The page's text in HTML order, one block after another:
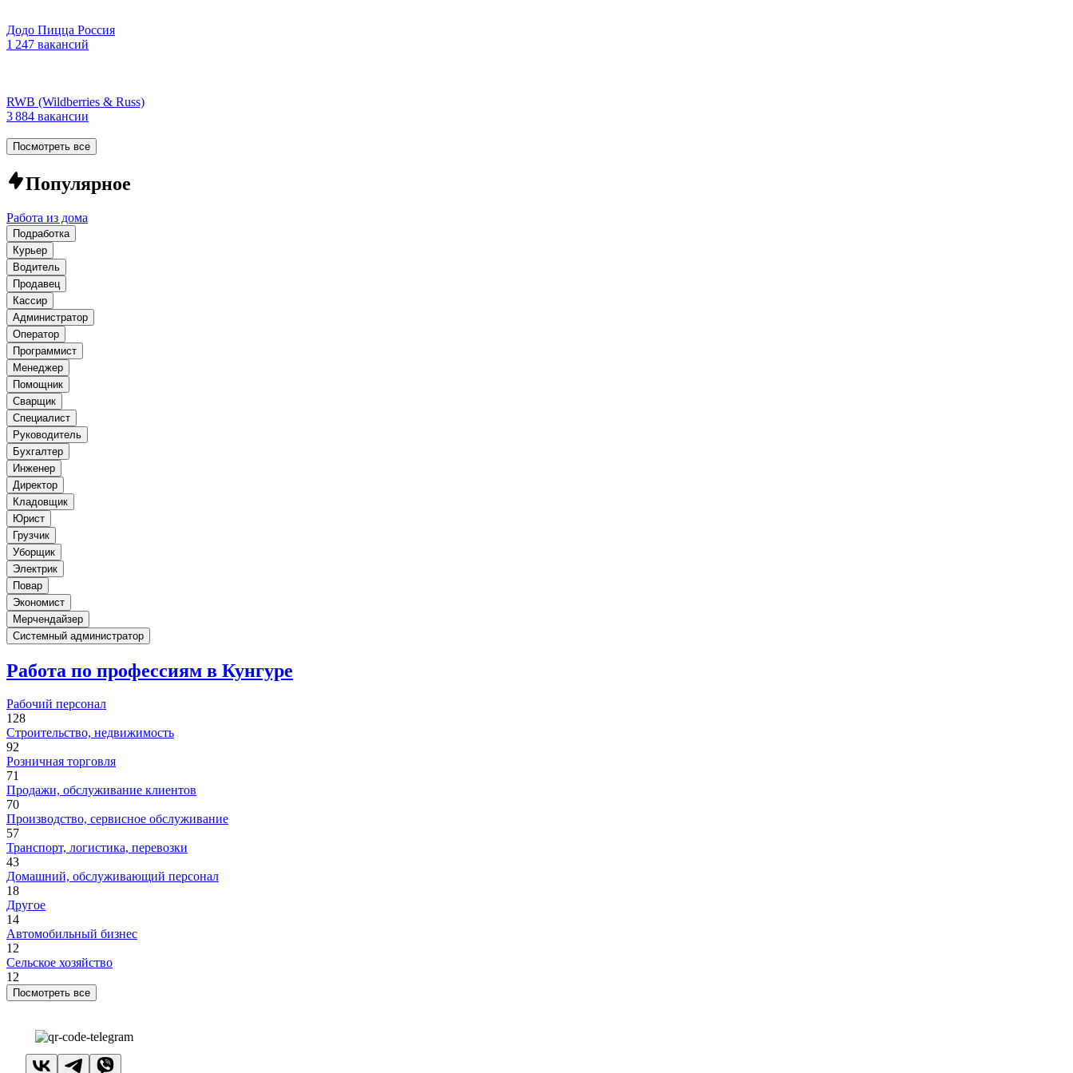
Додо Пицца Россия
1 247 вакансий
RWB (Wildberries & Russ)
3 884 вакансии
Посмотреть все
Популярное
Работа из дома
Подработка
Курьер
Водитель
Продавец
Кассир
Администратор
Оператор
Программист
Менеджер
Помощник
Сварщик
Специалист
Руководитель
Бухгалтер
Инженер
Директор
Кладовщик
Юрист
Грузчик
Уборщик
Электрик
Повар
Экономист
Мерчендайзер
Системный администратор
Работа по профессиям в Кунгуре
Рабочий персонал
128
Строительство, недвижимость
92
Розничная торговля
71
Продажи, обслуживание клиентов
70
Производство, сервисное обслуживание
57
Транспорт, логистика, перевозки
43
Домашний, обслуживающий персонал
18
Другое
14
Автомобильный бизнес
12
Сельское хозяйство
12
Посмотреть все